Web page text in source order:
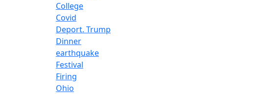
College
Covid
Deport. Trump
Dinner
earthquake
Festival
Firing
Ohio